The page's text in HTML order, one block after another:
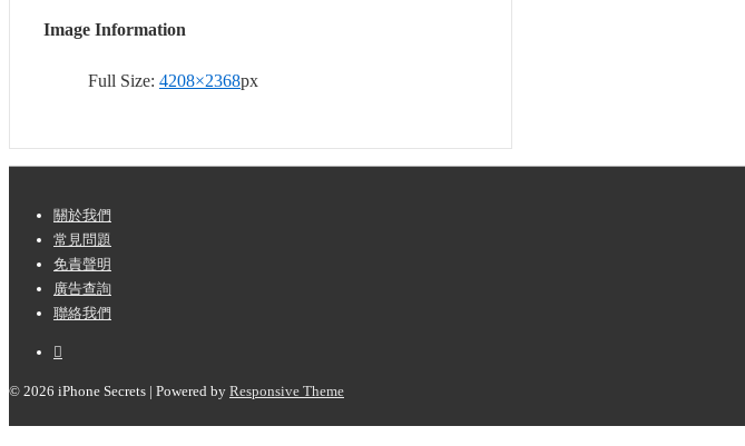
Image Information
Full Size: 4208×2368px
Footer
Menu
關於我們
常見問題
免責聲明
廣告查詢
聯絡我們
© 2026 iPhone Secrets | Powered by Responsive Theme